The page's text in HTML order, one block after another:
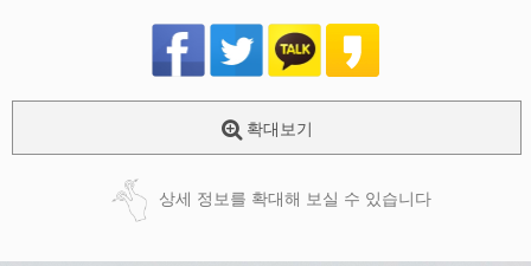
확대보기
상세 정보를 확대해 보실 수 있습니다